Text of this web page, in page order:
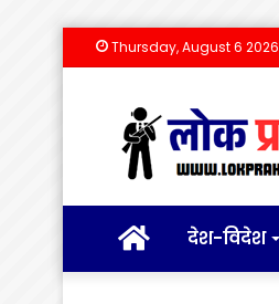
Thursday, August 6 2026
होम देश-विदेश